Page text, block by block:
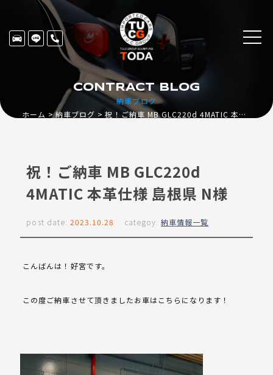
納車ブログ
CONTRACT BLOG
ホーム 納車ブログ 祝！ご納車 MB GLC220d 4MATIC 本革仕様 島根県 N様
祝！ご納車 MB GLC220d
4MATIC 本革仕様 島根県 N様
post date: 2023.10.28 categoy: 納車情報一覧
こんばんは！好宮です。
この度ご納車させて頂きましたお車はこちらになります！